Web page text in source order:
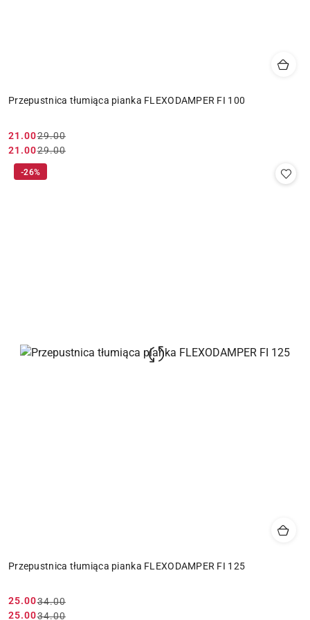
Przepustnica tłumiąca pianka FLEXODAMPER FI 100
Cena
21.00
Cena
promocją:
29.00
Cena
promocyjna:
21.00
Cena
przed
29.00
Przepustnica tłumiąca pianka FLEXODAMPER FI 125
Cena
25.00
Cena
34.00
25.0034.00
-26%